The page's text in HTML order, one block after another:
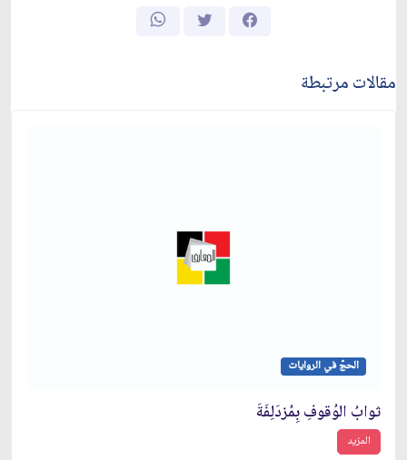
مقالات مرتبطة
الحجّ في الروايات
ثوابُ الوُقوفِ بِمُزدَلِفَةَ
المزيد